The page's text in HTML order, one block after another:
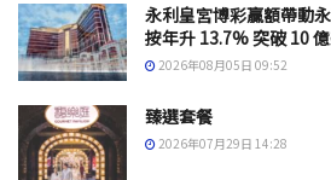
永利皇宮博彩贏額帶動
按年升 13.7% 突破 10
2026年08月05日 09:52
臻選套餐
2026年07月29日 14:28